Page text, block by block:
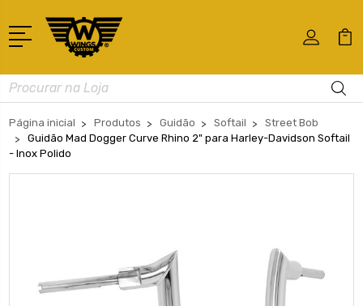
Busca
Página inicial Produtos Guidão Softail
Street Bob
Guidão Mad Dogger Curve Rhino 2" para Harley-Davidson Softail
- Inox Polido